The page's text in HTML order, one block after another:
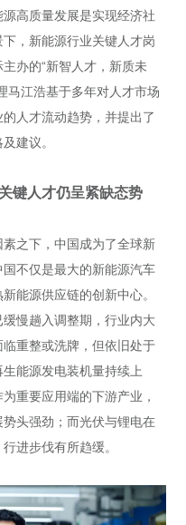
高质量发展是实现经济社
，新能源行业关键人才岗
办的“新智人才，新质未
马江浩基于多年对人才市场
人才流动趋势，并提出了
建议。
键人才仍呈紧缺态势
之下，中国成为了全球新
不仅是最大的新能源汽车
能源供应链的创新中心。
慢趟入调整期，行业内大
重整或洗牌，但依旧处于
能源发电装机量持续上
重要应用端的下游产业，
头强劲；而光伏与锂电在
进步伐有所趋缓。